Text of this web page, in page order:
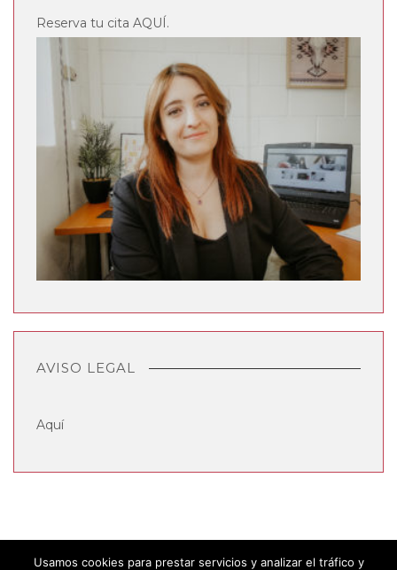
Reserva tu cita AQUÍ.
AVISO LEGAL
Aquí
Usamos cookies para prestar servicios y analizar el tráfico y